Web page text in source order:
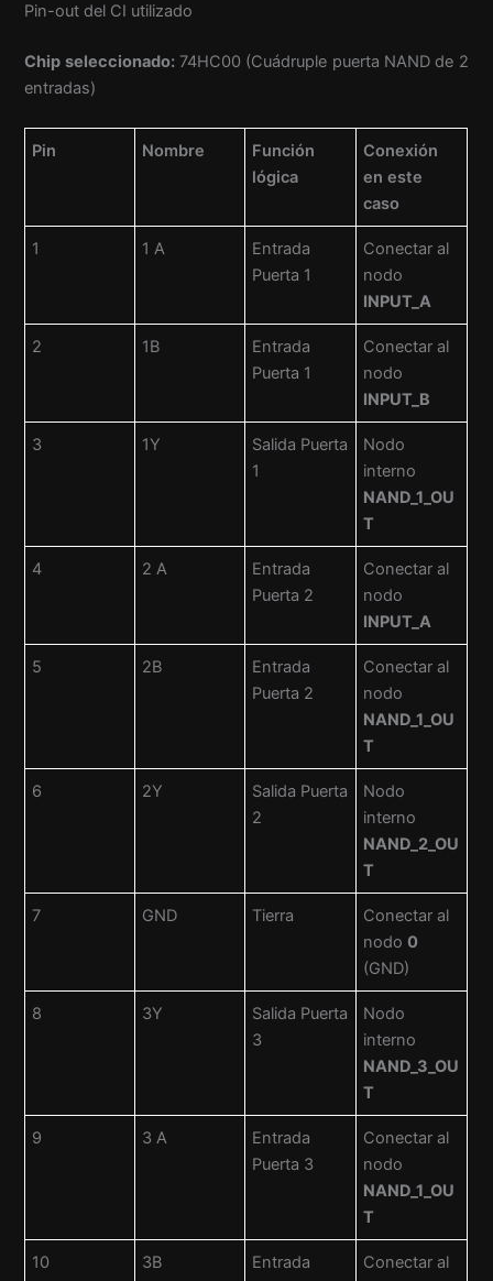
Pin-out del CI utilizado
Chip seleccionado:74HC00 (Cuádruple puerta NAND de 2
entradas)
Pin Nombre
Función
lógica
Conexión
en este
caso
1 1 A
Entrada
Puerta 1
Conectar al
nodo
INPUT_A
2 1B
Entrada
Puerta 1
Conectar al
nodo
INPUT_B
3 1Y
Salida Puerta
1
Nodo
interno
NAND_1_OU
T
4 2 A
Entrada
Puerta 2
Conectar al
nodo
INPUT_A
5 2B
Entrada
Puerta 2
Conectar al
nodo
NAND_1_OU
T
6 2Y
Salida Puerta
2
Nodo
interno
NAND_2_OU
T
7 GND Tierra
Conectar al
nodo0
(GND)
8 3Y
Salida Puerta
3
Nodo
interno
NAND_3_OU
T
9 3 A
Entrada
Puerta 3
Conectar al
nodo
NAND_1_OU
T
10 3B
Entrada
Conectar al